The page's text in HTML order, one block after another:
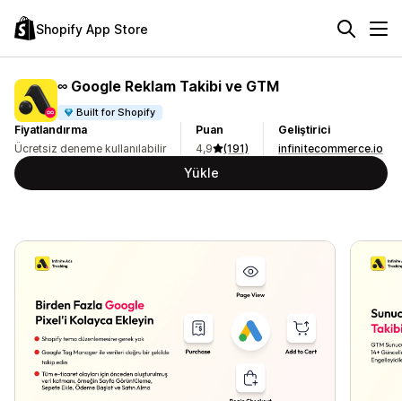
Shopify App Store
∞ Google Reklam Takibi ve GTM
Built for Shopify
Fiyatlandırma
Ücretsiz deneme kullanılabilir
Puan
4,9
(191)
Geliştirici
infinitecommerce.io
Yükle